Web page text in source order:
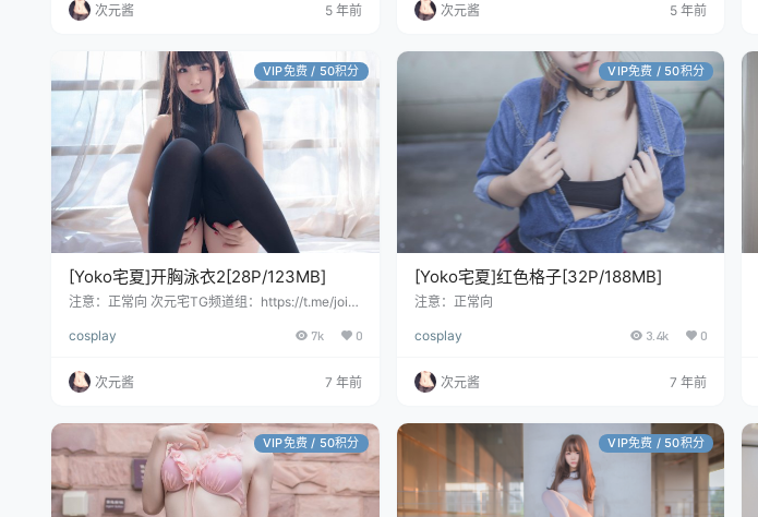
次元酱 5 年前 次元酱 5 年前
VIP免费 / 50积分
[Yoko宅夏]开胸泳衣2[28P/123MB]
注意：正常向 次元宅TG频道组：https://t.me/join
cosplay
7k 0
次元酱 7 年前
VIP免费 / 50积分
[Yoko宅夏]红色格子[32P/188MB]
注意：正常向
cosplay 3.4k 0
次元酱 7 年前
VIP免费 / 50积分 VIP免费 / 50积分